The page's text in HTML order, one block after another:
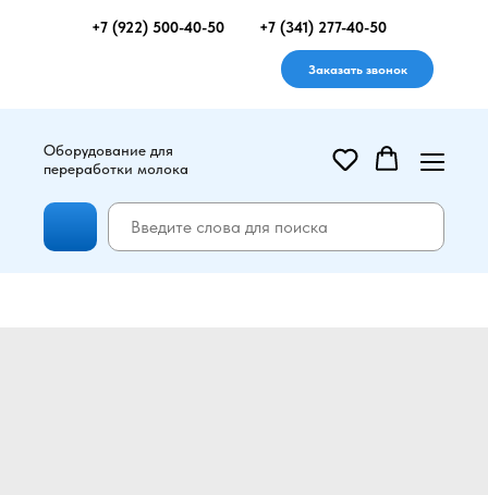
+7 (922) 500-40-50 +7 (341) 277-40-50
Заказать звонок
Оборудование для
переработки молока